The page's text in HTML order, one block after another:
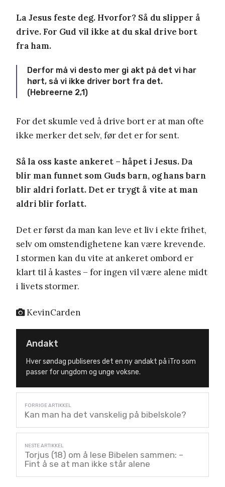
La Jesus feste deg. Hvorfor? Så du slipper å
drive. For Gud vil ikke at du skal drive bort
fra ham.
Derfor må vi desto mer gi akt på det vi har
hørt, så vi ikke driver bort fra det.
(Hebreerne 2,1)
For det skumle ved å drive bort er at man ofte
ikke merker det selv, før det er for sent.
Så la oss kaste ankeret – håpet i Jesus. Da
blir man funnet som Guds barn, og hans barn
blir aldri forlatt. Det er trygt å vite at man
aldri blir forlatt.
Det er først da man kan leve et liv i ekte frihet,
selv om omstendighetene kan være krevende.
I stormen kan du vite at ankeret ombord er
klart til å kastes – for ingen vil være alene midt
i livets stormer.
KevinCarden
Andakt
Hver søndag publiseres det en ny andakt på iTro som
passer for ungdom og unge voksne.
Kan man ha det vanskelig på bibelskole?
Torjus (18) om å lese Bibelen sammen: –
Fint å se at man ikke står alene